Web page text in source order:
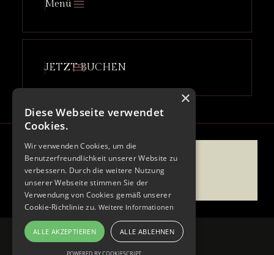
Menü
JETZT BUCHEN
×
Diese Webseite verwendet
Cookies.
Wir verwenden Cookies, um die
Benutzerfreundlichkeit unserer Website zu
verbessern. Durch die weitere Nutzung
unserer Webseite stimmen Sie der
Verwendung von Cookies gemäß unserer
Cookie-Richtlinie zu. Weitere Informationen
ALLE AKZEPTIEREN ALLE ABLEHNEN